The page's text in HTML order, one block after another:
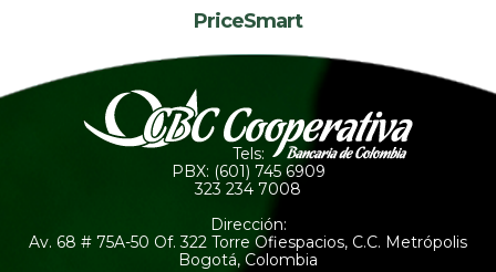
PriceSmart
Tels:
PBX: (601) 745 6909
323 234 7008
Dirección:
Av. 68 # 75A-50 Of. 322 Torre Ofiespacios, C.C. Metrópolis
Bogotá, Colombia